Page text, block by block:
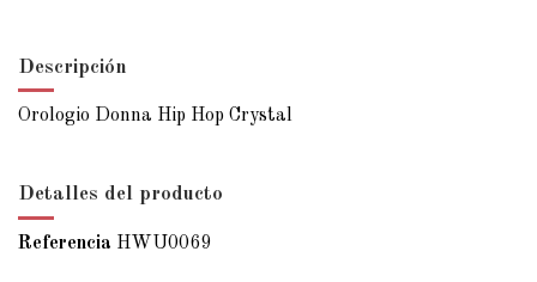
Descripción
Orologio Donna Hip Hop Crystal
Detalles del producto
Referencia HWU0069